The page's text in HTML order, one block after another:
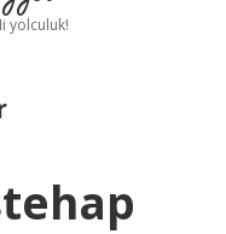
yolculuk!